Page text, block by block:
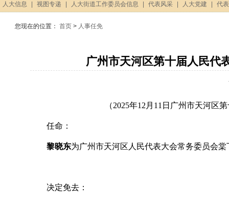
您现在的位置： 首页 > 人事任免
广州市天河区第十届人民代
（2025年12 月11 日广州市天河区
任命：
黎晓东为广州市天河区人民代表大会常务委员会棠
决定免去：